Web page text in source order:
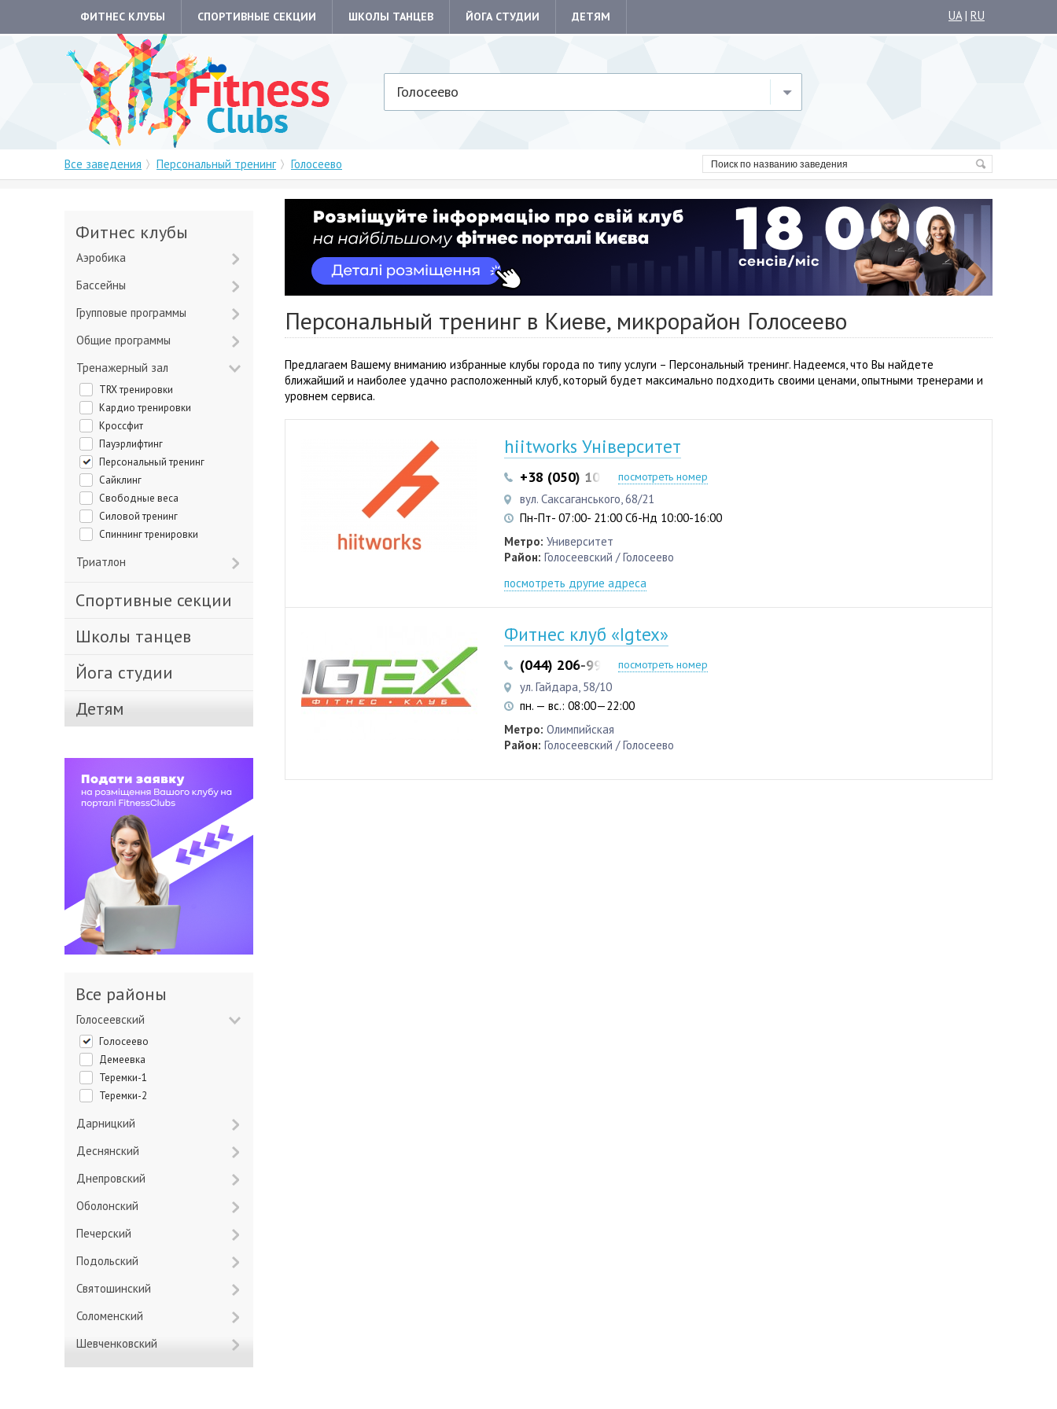
ФИТНЕС КЛУБЫ СПОРТИВНЫЕ СЕКЦИИ ШКОЛЫ ТАНЦЕВ ЙОГА СТУДИИ ДЕТЯМ UA| RU
Голосеево
Все заведения Персональный тренинг Голосеево
Персональный тренинг в Киеве, микрорайон Голосеево
Предлагаем Вашему вниманию избранные клубы города по типу услуги – Персональный тренинг. Надеемся, что Вы найдете
ближайший и наиболее удачно расположенный клуб, который будет максимально подходить своими ценами, опытными тренерами и
уровнем сервиса.
hiitworks Університет
+38 (050) 103 22 22 +38 (050) 103 22 22
посмотреть номер
вул. Саксаганського, 68/21
Пн-Пт- 07:00- 21:00 Сб-Нд 10:00-16:00
Метро: Университет
Район: Голосеевский / Голосеево
посмотреть другие адреса
Фитнес клуб «Igtex»
(044) 206-99-33 (050) 315-01-35
посмотреть номер
ул. Гайдара, 58/10
пн. — вс.: 08:00—22:00
Метро: Олимпийская
Район: Голосеевский / Голосеево
Фитнес клубы
Аэробика
Бассейны
Групповые программы
Общие программы
Тренажерный зал
TRX тренировки
Кардио тренировки
Кроссфит
Пауэрлифтинг
Персональный тренинг
Сайклинг
Свободные веса
Силовой тренинг
Спиннинг тренировки
Триатлон
Спортивные секции
Школы танцев
Йога студии
Детям
Все районы
Голосеевский
Голосеево
Демеевка
Теремки-1
Теремки-2
Дарницкий
Деснянский
Днепровский
Оболонский
Печерский
Подольский
Святошинский
Соломенский
Шевченковский